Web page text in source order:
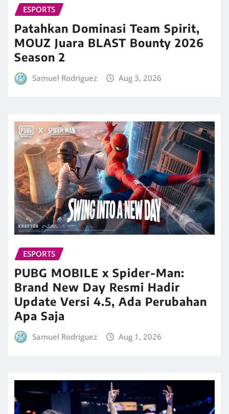
ESPORTS
Patahkan Dominasi Team Spirit,
MOUZ Juara BLAST Bounty 2026
Season 2
Samuel Rodriguez Aug 3, 2026
ESPORTS
PUBG MOBILE x Spider-Man:
Brand New Day Resmi Hadir
Update Versi 4.5, Ada Perubahan
Apa Saja
Samuel Rodriguez Aug 1, 2026